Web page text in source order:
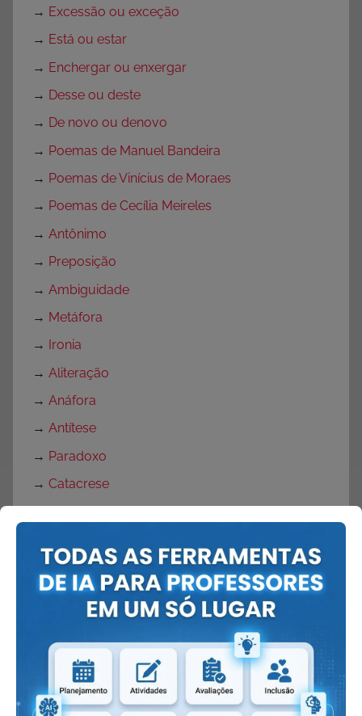
→ Excessão ou exceção
→ Está ou estar
→ Enchergar ou enxergar
→ Desse ou deste
→ De novo ou denovo
→ Poemas de Manuel Bandeira
→ Poemas de Vinícius de Moraes
→ Poemas de Cecília Meireles
→ Antônimo
→ Preposição
→ Ambiguidade
→ Metáfora
→
Ironia
→ Aliteração
→ Anáfora
→ Antítese
→ Paradoxo
→ Catacrese
→Hipérbole
→Metonímia
Onomatopeia
→Personificação
Pleonasmo
→Sinestesia